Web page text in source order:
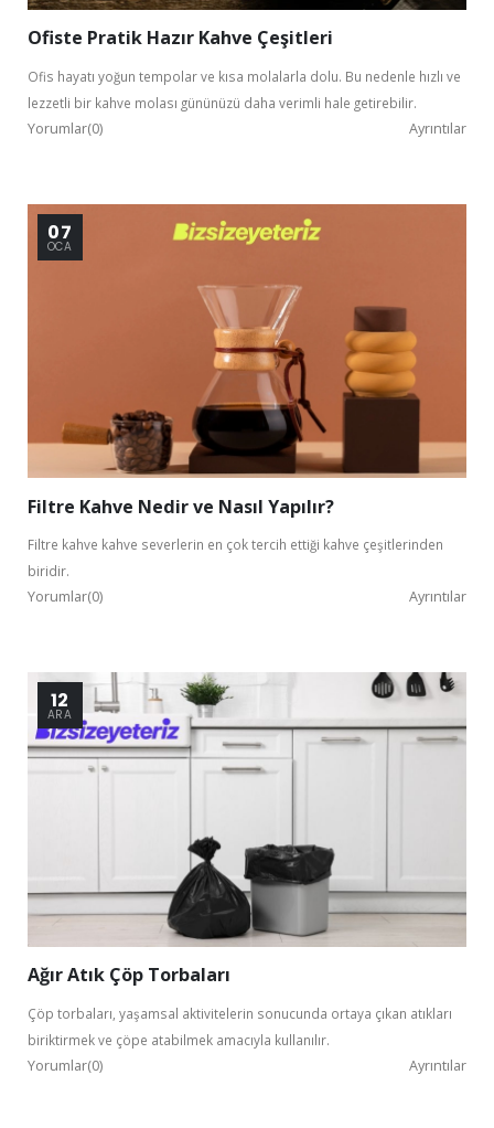
%30'a
varan indirimlerden yararlan.
Ofiste Pratik Hazır Kahve Çeşitleri
Ofis hayatı yoğun tempolar ve kısa molalarla dolu. Bu nedenle hızlı ve
lezzetli bir kahve molası gününüzü daha verimli hale getirebilir.
Yorumlar(0) Ayrıntılar
07
OCA
Filtre Kahve Nedir ve Nasıl Yapılır?
Filtre kahve kahve severlerin en çok tercih ettiği kahve çeşitlerinden
biridir.
Yorumlar(0) Ayrıntılar
12
ARA
Ağır Atık Çöp Torbaları
Çöp torbaları, yaşamsal aktivitelerin sonucunda ortaya çıkan atıkları
biriktirmek ve çöpe atabilmek amacıyla kullanılır.
Yorumlar(0) Ayrıntılar